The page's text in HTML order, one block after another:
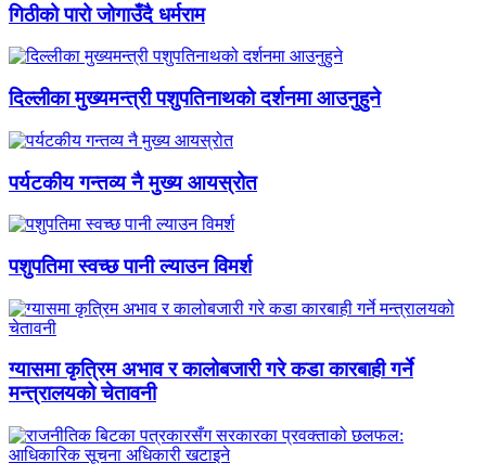
गिठीको पारो जोगाउँदै धर्मराम
दिल्लीका मुख्यमन्त्री पशुपतिनाथको दर्शनमा आउनुहुने
पर्यटकीय गन्तव्य नै मुख्य आयस्रोत
पशुपतिमा स्वच्छ पानी ल्याउन विमर्श
ग्यासमा कृत्रिम अभाव र कालोबजारी गरे कडा कारबाही गर्ने
मन्त्रालयको चेतावनी